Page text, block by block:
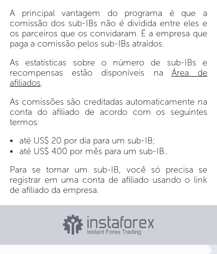
A principal vantagem do programa é que a
comissão dos sub-IBs não é dividida entre eles e
os parceiros que os convidaram. É a empresa que
paga a comissão pelos sub-IBs atraídos.
As estatísticas sobre o número de sub-IBs e
recompensas estão disponíveis na Área de
afiliados.
As comissões são creditadas automaticamente na
conta do afiliado de acordo com os seguintes
termos:
até US$ 20 por dia para um sub-IB;
até US$ 400 por mês para um sub-IB..
Para se tornar um sub-IB, você só precisa se
registrar em uma conta de afiliado usando o link
de afiliado da empresa.